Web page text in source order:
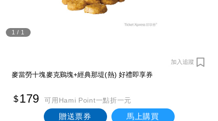
1 / 1
加入追蹤
麥當勞十塊麥克鷄塊+經典那堤(熱) 好禮即享券
179 可用Hami Point一點折一元
贈送票券 馬上購買